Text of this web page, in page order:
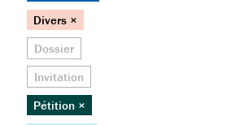
Divers ×
Dossier
Invitation
Pétition ×